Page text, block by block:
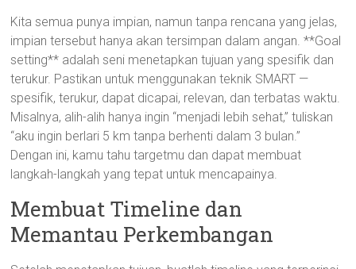
Kita semua punya impian, namun tanpa rencana yang jelas,
impian tersebut hanya akan tersimpan dalam angan. **Goal
setting** adalah seni menetapkan tujuan yang spesifik dan
terukur. Pastikan untuk menggunakan teknik SMART —
spesifik, terukur, dapat dicapai, relevan, dan terbatas waktu.
Misalnya, alih-alih hanya ingin “menjadi lebih sehat,” tuliskan
“aku ingin berlari 5 km tanpa berhenti dalam 3 bulan.”
Dengan ini, kamu tahu targetmu dan dapat membuat
langkah-langkah yang tepat untuk mencapainya.
Membuat Timeline dan
Memantau Perkembangan